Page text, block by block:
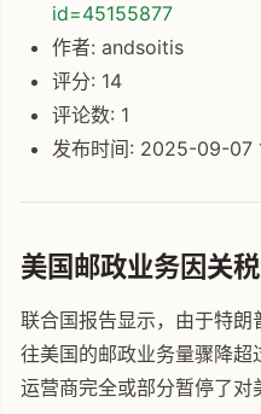
id=45155877
作者: andsoitis
评分: 14
评论数: 1
发布时间: 2025-09-07
美国邮政业务因关
联合国报告显示，由于特
往美国的邮政业务量骤降
运营商完全或部分暂停了对